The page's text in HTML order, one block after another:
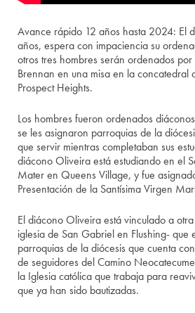
Avance rápido 12 años hasta 2024: El
años, espera con impaciencia su
otros tres hombres serán ordenados
Brennan en una misa en la concatedral
Prospect Heights.
Los hombres fueron ordenados
se les asignaron parroquias de la
que servir mientras completaban sus
diácono Oliveira está estudiando en el
Mater en Queens Village, y fue
Presentación de la Santísima Virgen
El diácono Oliveira está vinculado a
iglesia de San Gabriel en Flushing- que
parroquias de la diócesis que cuenta
de seguidores del Camino
la Iglesia católica que trabaja para
que ya han sido bautizadas.